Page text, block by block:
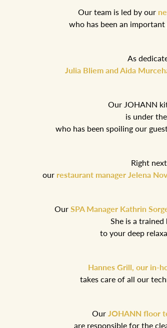
Our team is led by our
who has been an
As
Julia Bliem and Aida
Our JOHANN
is under
who has been spoiling our
Right
our restaurant manager Jelena
Our SPA Manager Kathrin
She is a
to your deep
Hannes Grill, our in-
takes care of all our
Our JOHANN floor
are responsible for the